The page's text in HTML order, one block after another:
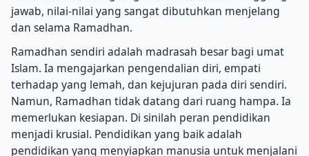
jawab, nilai-nilai yang sangat dibutuhkan menjelang
dan selama Ramadhan.
Ramadhan sendiri adalah madrasah besar bagi umat
Islam. Ia mengajarkan pengendalian diri, empati
terhadap yang lemah, dan kejujuran pada diri sendiri.
Namun, Ramadhan tidak datang dari ruang hampa. Ia
memerlukan kesiapan. Di sinilah peran pendidikan
menjadi krusial. Pendidikan yang baik adalah
pendidikan yang menyiapkan manusia untuk menjalani